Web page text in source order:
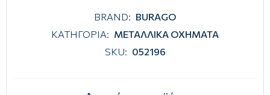
BRAND: BURAGO
ΚΑΤΗΓΟΡΙΑ: ΜΕΤΑΛΛΙΚΑ ΟΧΗΜΑΤΑ
SKU: 052196